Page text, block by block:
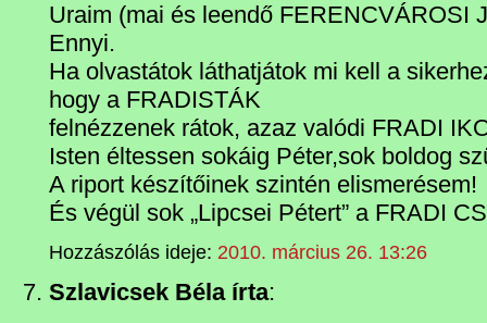
Uraim (mai és leendő FERENCVÁROSI
Ennyi.
Ha olvastátok láthatjátok mi kell a
hogy a FRADISTÁK
felnézzenek rátok, azaz valódi FRADI
Isten éltessen sokáig Péter,sok boldog
A riport készítőinek szintén elismerésem!
És végül sok „Lipcsei Pétert” a FRADI
Hozzászólás ideje: 2010. március 26. 13:26
Szlavicsek Béla írta: